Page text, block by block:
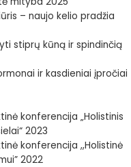
– naujo kelio pradžia
stiprų kūną ir spindinčią
ir kasdieniai įpročiai
konferencija „Holistinis
2023
konferencija ,,Holistinė
2022